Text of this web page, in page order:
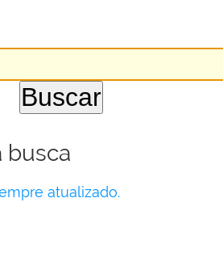
busca
atualizado.